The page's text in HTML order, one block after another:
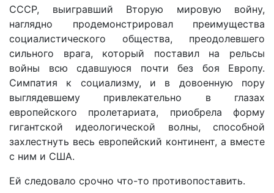
СССР, выигравший Вторую мировую войну,
наглядно продемонстрировал преимущества
социалистического общества, преодолевшего
сильного врага, который поставил на рельсы
войны всю сдавшуюся почти без боя Европу.
Симпатия к социализму, и в довоенную пору
выглядевшему привлекательно в глазах
европейского пролетариата, приобрела форму
гигантской идеологической волны, способной
захлестнуть весь европейский континент, а вместе
с ним и США.
Ей следовало срочно что-то противопоставить.